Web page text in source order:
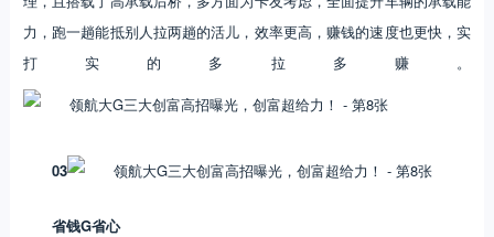
力，跑一趟能抵别人拉两趟的活儿，效率更高，赚钱的速度也更快，实
打实的多拉多赚。
03
省钱G省心